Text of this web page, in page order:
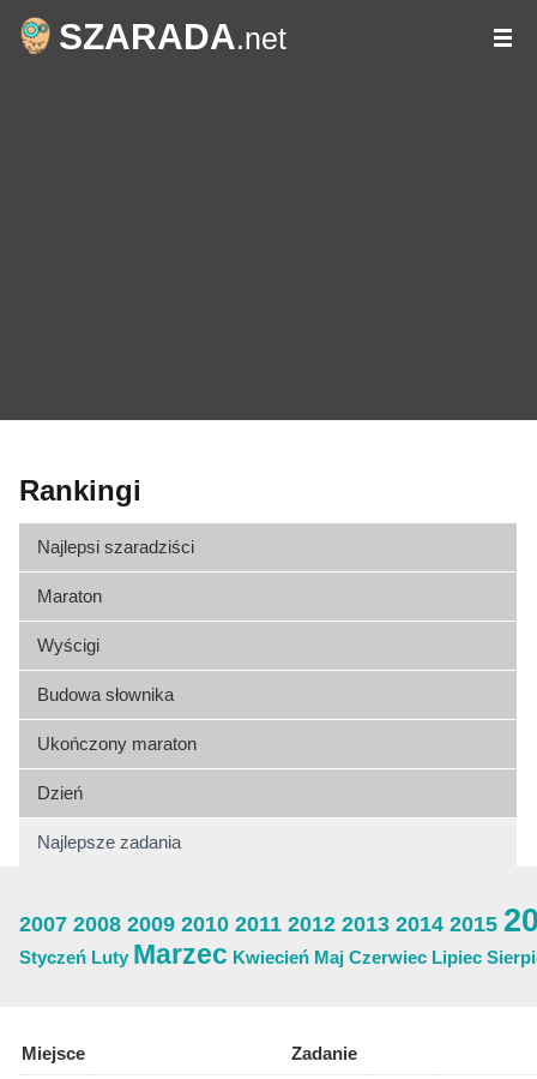
SZARADA.net
Rankingi
Najlepsi szaradziści
Maraton
Wyścigi
Budowa słownika
Ukończony maraton
Dzień
Najlepsze zadania
2007 2008 2009 2010 2011 2012 2013 2014 2015
Styczeń Luty Marzec Kwiecień Maj Czerwiec Lipiec
Miejsce Zadanie